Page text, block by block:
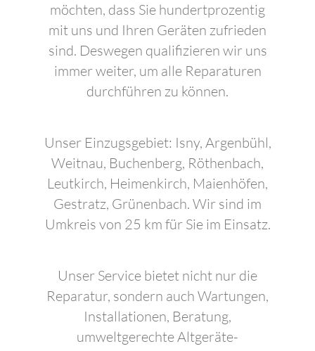
möchten, dass Sie hundertprozentig
mit uns und Ihren Geräten zufrieden
sind. Deswegen qualifizieren wir uns
immer weiter, um alle Reparaturen
durchführen zu können.
Unser Einzugsgebiet: Isny, Argenbühl,
Weitnau, Buchenberg, Röthenbach,
Leutkirch, Heimenkirch, Maienhöfen,
Gestratz, Grünenbach. Wir sind im
Umkreis von 25 km für Sie im Einsatz.
Unser Service bietet nicht nur die
Reparatur, sondern auch Wartungen,
Installationen, Beratung,
umweltgerechte Altgeräte-